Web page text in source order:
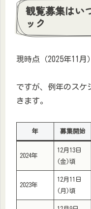
観覧募集はい
ック
現時点（2025年11月
ですが、例年のスケ
きます。
年 募集開始
2024年
12月13日
(金)頃
2023年
12月11日
(月)頃